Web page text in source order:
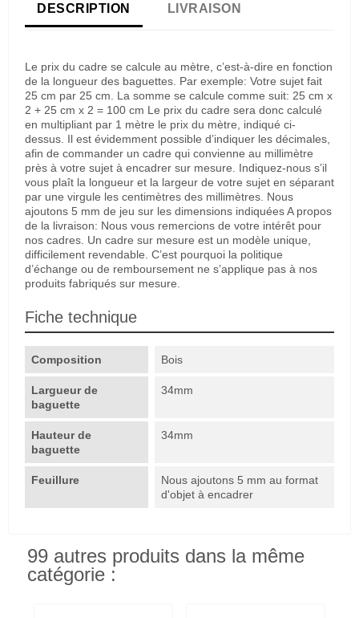
DESCRIPTION LIVRAISON
Le prix du cadre se calcule au mètre, c’est-à-dire en fonction
de la longueur des baguettes. Par exemple: Votre sujet fait
25 cm par 25 cm. La somme se calcule comme suit: 25 cm x
2 + 25 cm x 2 = 100 cm Le prix du cadre sera donc calculé
en multipliant par 1 mètre le prix du mètre, indiqué ci-
dessus. Il est évidemment possible d’indiquer les décimales,
afin de commander un cadre qui convienne au millimètre
près à votre sujet à encadrer sur mesure. Indiquez-nous s’il
vous plaît la longueur et la largeur de votre sujet en séparant
par une virgule les centimètres des millimètres. Nous
ajoutons 5 mm de jeu sur les dimensions indiquées A propos
de la livraison: Nous vous remercions de votre intérêt pour
nos cadres. Un cadre sur mesure est un modèle unique,
difficilement revendable. C’est pourquoi la politique
d’échange ou de remboursement ne s’applique pas à nos
produits fabriqués sur mesure.
Fiche technique
Composition Bois
Largueur de
baguette
34mm
Hauteur de
baguette
34mm
Feuillure
Nous ajoutons 5 mm au format
d'objet à encadrer
99 autres produits dans la même
catégorie :